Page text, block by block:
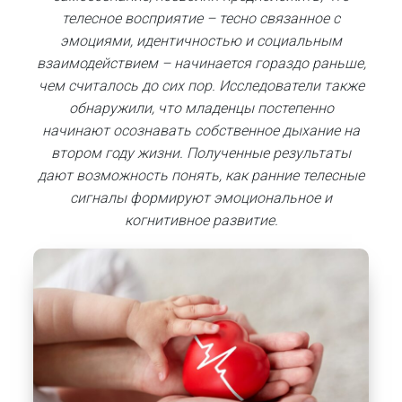
телесное восприятие – тесно связанное с
эмоциями, идентичностью и социальным
взаимодействием – начинается гораздо раньше,
чем считалось до сих пор. Исследователи также
обнаружили, что младенцы постепенно
начинают осознавать собственное дыхание на
втором году жизни. Полученные результаты
дают возможность понять, как ранние телесные
сигналы формируют эмоциональное и
когнитивное развитие.